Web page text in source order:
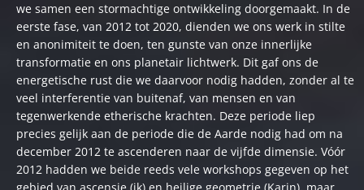
we samen een stormachtige ontwikkeling doorgemaakt. In de
eerste fase, van 2012 tot 2020, dienden we ons werk in stilte
en anonimiteit te doen, ten gunste van onze innerlijke
transformatie en ons planetair lichtwerk. Dit gaf ons de
energetische rust die we daarvoor nodig hadden, zonder al te
veel interferentie van buitenaf, van mensen en van
tegenwerkende etherische krachten. Deze periode liep
precies gelijk aan de periode die de Aarde nodig had om na
december 2012 te ascenderen naar de vijfde dimensie. Vóór
2012 hadden we beide reeds vele workshops gegeven op het